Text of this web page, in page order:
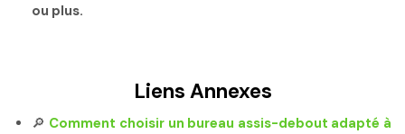
ou plus.
Liens Annexes
🔎 Comment choisir un bureau assis-debout adapté à